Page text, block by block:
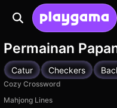
Permainan
Catur Checkers
Cozy Crossword
Mahjong Lines